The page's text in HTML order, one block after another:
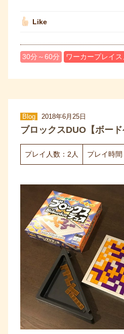
Like
30分～60分 ワーカープレイス
Blog 2018年6月25日
ブロックスDUO【ボード
プレイ人数：2人 プレイ時